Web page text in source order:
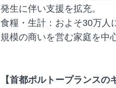
発生に伴い支援を拡充。
食糧・生計：およそ30万人
規模の商いを営む家庭を中
【首都ポルトープランス